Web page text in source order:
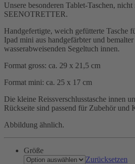
Unsere besonderen Tablet-Taschen,
SEENOTRETTER.
Handgefertigte, weich gefütterte Tasche
Ipad mini aus handgefärbter und
wasserabweisenden Segeltuch innen.
Format gross: ca. 29 x 21,5 cm
Format mini: ca. 25 x 17 cm
Die kleine Reissverschlusstasche innen
Rückseite sind passend für Zubehör und
Abbildung ähnlich.
Größe
Zurücksetzen